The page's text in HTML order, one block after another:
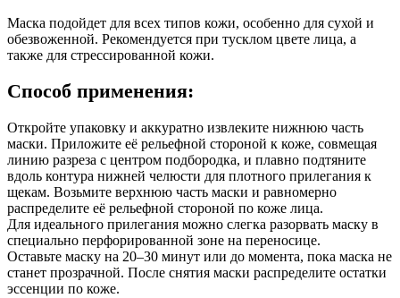
Маска подойдет для всех типов кожи, особенно для сухой и
обезвоженной. Рекомендуется при тусклом цвете лица, а
также для стрессированной кожи.
Способ применения:
Откройте упаковку и аккуратно извлеките нижнюю часть
маски. Приложите её рельефной стороной к коже, совмещая
линию разреза с центром подбородка, и плавно подтяните
вдоль контура нижней челюсти для плотного прилегания к
щекам. Возьмите верхнюю часть маски и равномерно
распределите её рельефной стороной по коже лица.
Для идеального прилегания можно слегка разорвать маску в
специально перфорированной зоне на переносице.
Оставьте маску на 20–30 минут или до момента, пока маска не
станет прозрачной. После снятия маски распределите остатки
эссенции по коже.